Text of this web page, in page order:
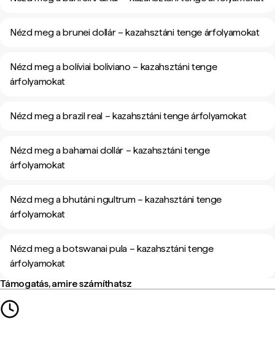
Nézd meg a brunei dollár – kazahsztáni tenge árfolyamokat
Nézd meg a bolíviai boliviano – kazahsztáni tenge
árfolyamokat
Nézd meg a brazil real – kazahsztáni tenge árfolyamokat
Nézd meg a bahamai dollár – kazahsztáni tenge
árfolyamokat
Nézd meg a bhutáni ngultrum – kazahsztáni tenge
árfolyamokat
Nézd meg a botswanai pula – kazahsztáni tenge
árfolyamokat
Támogatás, amire számíthatsz